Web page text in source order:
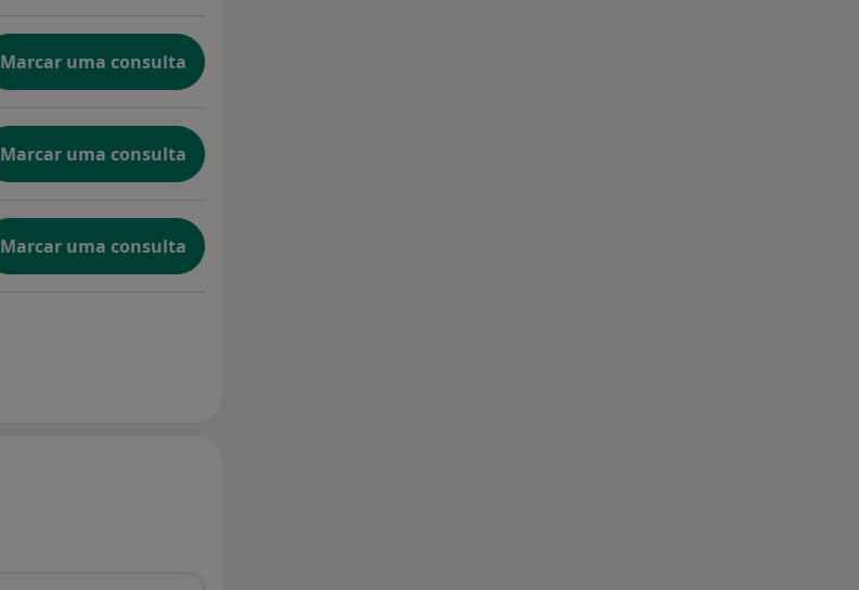
Marcar uma consulta
Marcar uma consulta
Marcar uma consulta